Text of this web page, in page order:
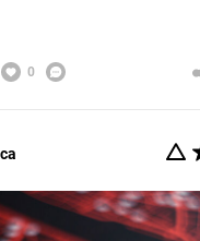
0